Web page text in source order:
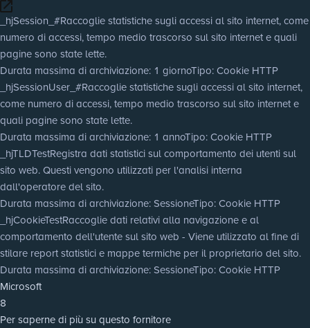
_hjSession_#Raccoglie statistiche sugli accessi al sito internet, come
numero di accessi, tempo medio trascorso sul sito internet e quali
pagine sono state lette.
Durata massima di archiviazione: 1 giornoTipo: Cookie HTTP
_hjSessionUser_#Raccoglie statistiche sugli accessi al sito internet,
come numero di accessi, tempo medio trascorso sul sito internet e
quali pagine sono state lette.
Durata massima di archiviazione: 1 annoTipo: Cookie HTTP
_hjTLDTestRegistra dati statistici sul comportamento dei utenti sul
sito web. Questi vengono utilizzati per l'analisi interna
dall'operatore del sito.
Durata massima di archiviazione: SessioneTipo: Cookie HTTP
_hjCookieTestRaccoglie dati relativi alla navigazione e al
comportamento dell'utente sul sito web - Viene utilizzato al fine di
stilare report statistici e mappe termiche per il proprietario del sito.
Durata massima di archiviazione: SessioneTipo: Cookie HTTP
Microsoft
8
Per saperne di più su questo fornitore